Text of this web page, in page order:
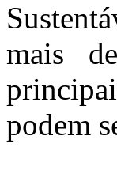
mais
podem